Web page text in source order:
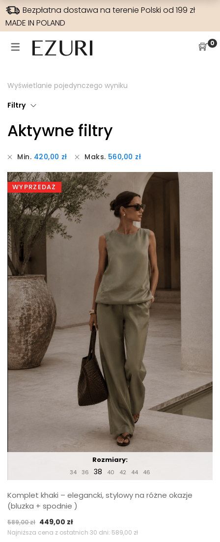
SUKIENKI NA WESELE
SUKIENKI W KWIATY
HISZPANKA
DLA MAMY
SUKIENKI
SUKIENKI BOHO
SUKIENKI MAXI
SUKIENKI DZIANINOWE
SUKIENKI NA IMPREZY
SUKIENKI ELEGANCKIE
SUKIENKI KOKTAJLOWE
SPODNIE
SZEROKA NOGAWKA
WYSOKI STAN
WYPRZEDAŻE
BLUZKI
RAMONESKI
PŁASZCZE
SPODNIE
Bezpłatna dostawa na terenie Polski od 199 zł
MADE IN POLAND
0
Wyświetlanie pojedynczego wyniku
Filtry
Aktywne filtry
Min. 420,00 zł Maks. 560,00 zł
WYPRZEDAŻ
Rozmiary:
34 36 38 40 42 44 46
Komplet khaki – elegancki, stylowy na różne okazje
(bluzka + spodnie )
589,00zł Pierwotna
cena
449,00 złAktualna
cena
Najniższa cena z ostatnich 30 dni: 589,00 zł